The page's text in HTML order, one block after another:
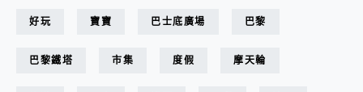
好玩 寶寶 巴士底廣場 巴黎
巴黎鐵塔 市集 度假 摩天輪